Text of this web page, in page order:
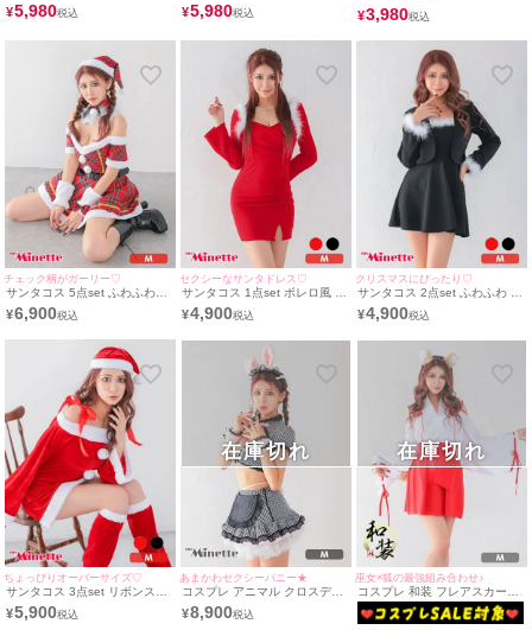
¥5,980 ¥5,980 ¥3,980
チェック柄がガーリー♡
サンタコス 5点set ふわふわガ
ーリーチェック サンタ コスプ
レ [ワンピース+サンタ帽子+つ
¥6,900
セクシーなサンタドレス♡
サンタコス 1点set ボレロ風 長
袖 ふわふわ タイト スリット
サンタドレス (Mサイズ)
¥4,900
クリスマスにぴったり♡
サンタコス 2点set ふわふわ フ
レア キャミソール サンタドレ
ス [ワンピース+ボレロ]（Mサ
¥4,900
ちょっぴりオーバーサイズ♡
サンタコス 3点set リボンスト
ラップ オフショル プチプラ サ
ンタ コスプレ [ワンピース+帽
¥5,900
あまかわセクシーバニー★
コスプレ アニマル クロスデザ
イン メイド バストカット ギン
ガムチェック セクシー バニー
¥8,900
在庫切れ
巫女×狐の最強組み合わせ♪
コスプレ 和装 フレアスカート
アニマル 巫女 狐 リボン 体型
カバー [4点セット] (トップス/
在庫切れ